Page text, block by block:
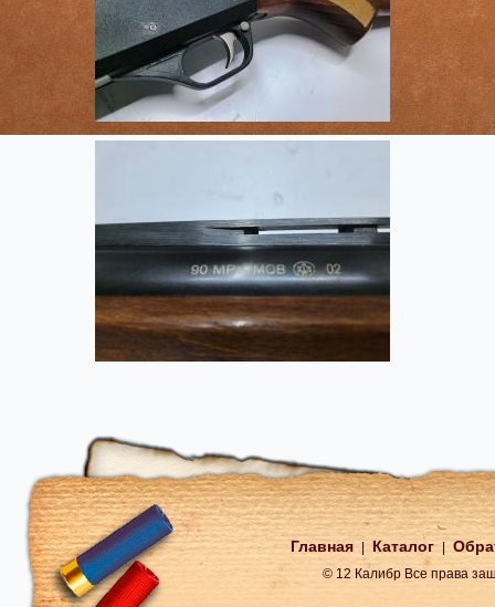
Главная Каталог
© 12 Калибр Все права